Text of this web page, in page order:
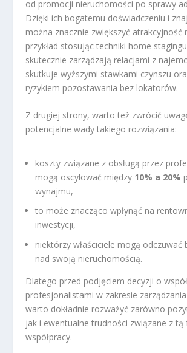
od promocji nieruchomości po sprawy
Dzięki ich bogatemu doświadczeniu i
można znacznie zwiększyć atrakcyjność
przykład stosując techniki home
skutecznie zarządzają relacjami z
skutkuje wyższymi stawkami czynszu
ryzykiem pozostawania bez lokatorów.
Z drugiej strony, warto też zwrócić
potencjalne wady takiego rozwiązania:
koszty związane z obsługą przez
mogą oscylować między 10% a 20%
wynajmu,
to może znacząco wpłynąć na
inwestycji,
niektórzy właściciele mogą odczuwać
nad swoją nieruchomością.
Dlatego przed podjęciem decyzji o
profesjonalistami w zakresie
warto dokładnie rozważyć zarówno
jak i ewentualne trudności związane z tą
współpracy.